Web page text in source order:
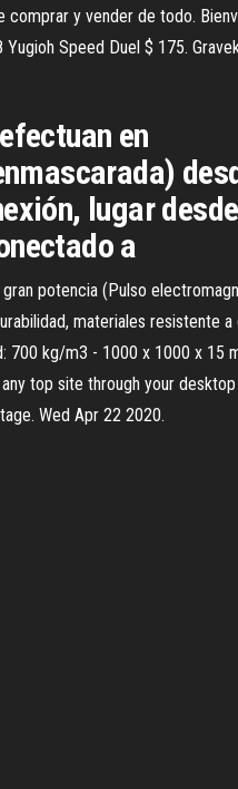
y vender de todo.
Speed Duel $ 175.
en
lugar
a
potencia (Pulso
materiales resistente a
700 kg/m3 - 1000 x 1000 x 15
top site through your
Wed Apr 22 2020.